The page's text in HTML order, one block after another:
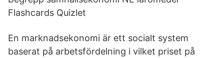
Flashcards Quizlet
En marknadsekonomi är ett socialt system
baserat på arbetsfördelning i vilket priset på